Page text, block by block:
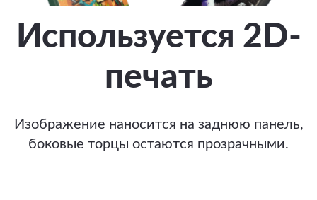
Используется 2D-
печать
Изображение наносится на заднюю панель,
боковые торцы остаются прозрачными.